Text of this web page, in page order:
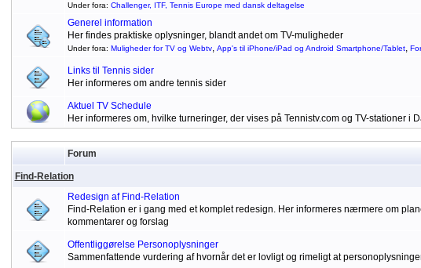
Under fora: Challenger, ITF, Tennis Europe med dansk deltagelse
Generel information
Her findes praktiske oplysninger, blandt andet om TV-muligheder
Under fora: Muligheder for TV og Webtv, App's til iPhone/iPad og Android Smartphone/Tablet,
Links til Tennis sider
Her informeres om andre tennis sider
Aktuel TV Schedule
Her informeres om, hvilke turneringer, der vises på Tennistv.com og TV-stationer i
Forum
Find-Relation
Redesign af Find-Relation
Find-Relation er i gang med et komplet redesign. Her informeres nærmere om
kommentarer og forslag
Offentliggørelse Personoplysninger
Sammenfattende vurdering af hvornår det er lovligt og rimeligt at